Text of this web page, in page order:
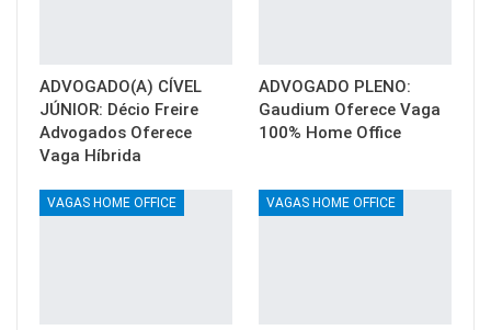
ADVOGADO(A) CÍVEL
JÚNIOR: Décio Freire
Advogados Oferece
Vaga Híbrida
ADVOGADO PLENO:
Gaudium Oferece Vaga
100% Home Office
VAGAS HOME OFFICE VAGAS HOME OFFICE